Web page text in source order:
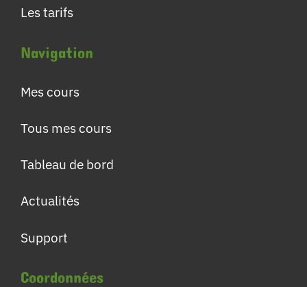
Les tarifs
Navigation
Mes cours
Tous mes cours
Tableau de bord
Actualités
Support
Coordonnées